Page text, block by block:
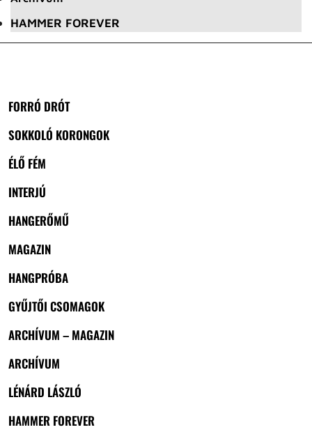
HAMMER FOREVER
FORRÓ DRÓT
SOKKOLÓ KORONGOK
ÉLŐ FÉM
INTERJÚ
HANGERŐMŰ
MAGAZIN
HANGPRÓBA
GYŰJTŐI CSOMAGOK
ARCHÍVUM – MAGAZIN
ARCHÍVUM
LÉNÁRD LÁSZLÓ
HAMMER FOREVER